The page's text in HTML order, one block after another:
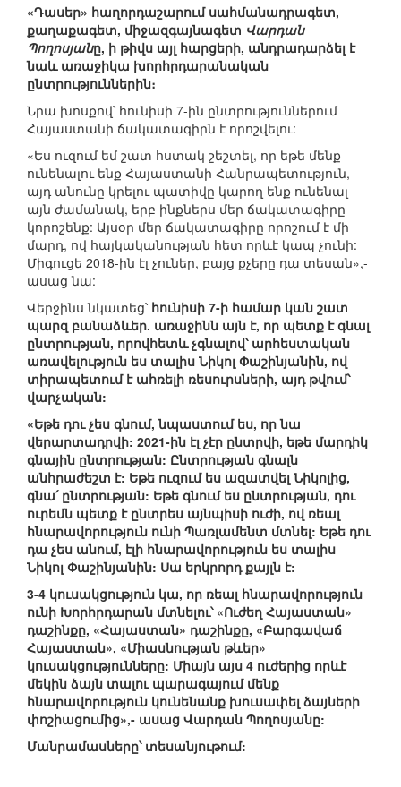
«Դասեր» հաղորդաշարում սահմանադրագետ,
քաղաքագետ, միջազգայնագետ Վարդան
Պողոսյանը, ի թիվս այլ հարցերի, անդրադարձել է
նաև առաջիկա խորհրդարանական
ընտրություններին։
Նրա խոսքով՝ հունիսի 7-ին ընտրություններում
Հայաստանի ճակատագիրն է որոշվելու:
«Ես ուզում եմ շատ հստակ շեշտել, որ եթե մենք
ունենալու ենք Հայաստանի Հանրապետություն,
այդ անունը կրելու պատիվը կարող ենք ունենալ
այն ժամանակ, երբ ինքներս մեր ճակատագիրը
կորոշենք: Այսօր մեր ճակատագիրը որոշում է մի
մարդ, ով հայկականության հետ որևէ կապ չունի:
Միգուցե 2018-ին էլ չուներ, բայց քչերը դա տեսան»,-
ասաց նա:
Վերջինս նկատեց՝ հունիսի 7-ի համար կան շատ
պարզ բանաձևեր. առաջինն այն է, որ պետք է գնալ
ընտրության, որովհետև չգնալով՝ արհեստական
առավելություն ես տալիս Նիկոլ Փաշինյանին, ով
տիրապետում է ահռելի ռեսուրսների, այդ թվում՝
վարչական:
«Եթե դու չես գնում, նպաստում ես, որ նա
վերարտադրվի: 2021-ին էլ չէր ընտրվի, եթե մարդիկ
գնային ընտրության: Ընտրության գնալն
անհրաժեշտ է: Եթե ուզում ես ազատվել Նիկոլից,
գնա՛ ընտրության: Եթե գնում ես ընտրության, դու
ուրեմն պետք է ընտրես այնպիսի ուժի, ով ռեալ
հնարավորություն ունի Պառլամենտ մտնել: Եթե դու
դա չես անում, էլի հնարավորություն ես տալիս
Նիկոլ Փաշինյանին: Սա երկրորդ քայլն է:
3-4 կուսակցություն կա, որ ռեալ հնարավորություն
ունի Խորհրդարան մտնելու՝ «Ուժեղ Հայաստան»
դաշինքը, «Հայաստան» դաշինքը, «Բարգավաճ
Հայաստան», «Միասնության թևեր»
կուսակցությունները: Միայն այս 4 ուժերից որևէ
մեկին ձայն տալու պարագայում մենք
հնարավորություն կունենանք խուսափել ձայների
փոշիացումից»,- ասաց Վարդան Պողոսյանը:
Մանրամասները՝ տեսանյութում: